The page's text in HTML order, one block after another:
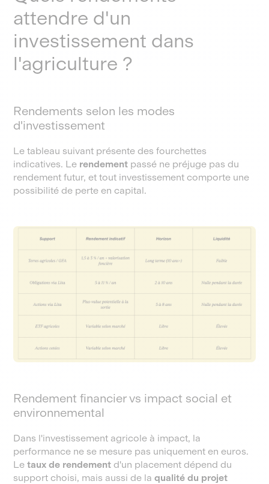
attendre d'un
investissement dans
l'agriculture ?
Rendements selon les modes
d'investissement
Le tableau suivant présente des fourchettes
indicatives. Le rendement passé ne préjuge pas du
rendement futur, et tout investissement comporte une
possibilité de perte en capital.
Rendement financier vs impact social et
environnemental
Dans l'investissement agricole à impact, la
performance ne se mesure pas uniquement en euros.
Letaux de rendement d'un placement dépend du
support choisi, mais aussi de laqualité du projet